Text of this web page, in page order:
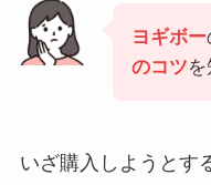
ヨギボー
のコツを
いざ購入しようとす